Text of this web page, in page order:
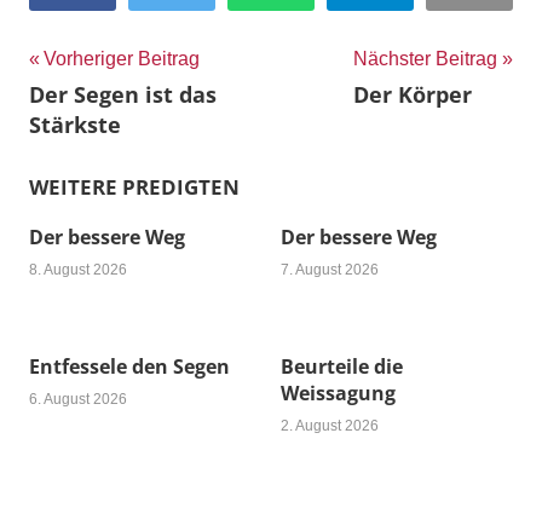
Beitragsnavigation
Vorheriger Beitrag
Der Segen ist das
Stärkste
Nächster Beitrag
Der Körper
WEITERE PREDIGTEN
Der bessere Weg
8. August 2026
Der bessere Weg
7. August 2026
Entfessele den Segen
6. August 2026
Beurteile die
Weissagung
2. August 2026